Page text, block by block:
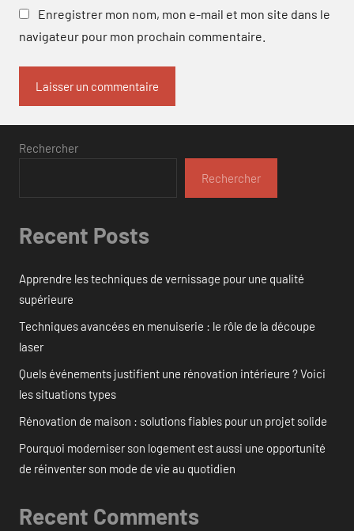
Enregistrer mon nom, mon e-mail et mon site dans le
navigateur pour mon prochain commentaire.
Rechercher
Rechercher
Recent Posts
Apprendre les techniques de vernissage pour une qualité
supérieure
Techniques avancées en menuiserie : le rôle de la découpe
laser
Quels événements justifient une rénovation intérieure ? Voici
les situations types
Rénovation de maison : solutions fiables pour un projet solide
Pourquoi moderniser son logement est aussi une opportunité
de réinventer son mode de vie au quotidien
Recent Comments